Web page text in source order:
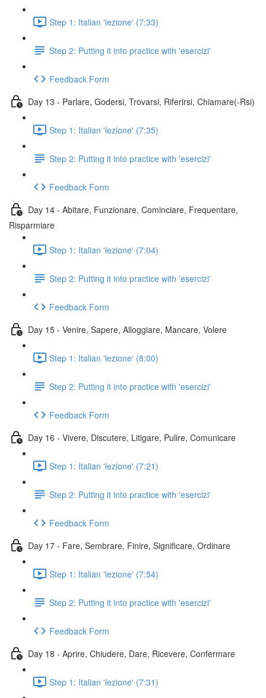
Step 1: Italian 'lezione' (7:33)
Step 2: Putting it into practice with 'esercizi'
Feedback Form
Day 13 - Parlare, Godersi, Trovarsi, Riferirsi, Chiamare(-Rsi)
Step 1: Italian 'lezione' (7:35)
Step 2: Putting it into practice with 'esercizi'
Feedback Form
Day 14 - Abitare, Funzionare, Cominciare, Frequentare,
Risparmiare
Step 1: Italian 'lezione' (7:04)
Step 2: Putting it into practice with 'esercizi'
Feedback Form
Day 15 - Venire, Sapere, Alloggiare, Mancare, Volere
Step 1: Italian 'lezione' (8:00)
Step 2: Putting it into practice with 'esercizi'
Feedback Form
Day 16 - Vivere, Discutere, Litigare, Pulire, Comunicare
Step 1: Italian 'lezione' (7:21)
Step 2: Putting it into practice with 'esercizi'
Feedback Form
Day 17 - Fare, Sembrare, Finire, Significare, Ordinare
Step 1: Italian 'lezione' (7:54)
Step 2: Putting it into practice with 'esercizi'
Feedback Form
Day 18 - Aprire, Chiudere, Dare, Ricevere, Confermare
Step 1: Italian 'lezione' (7:31)